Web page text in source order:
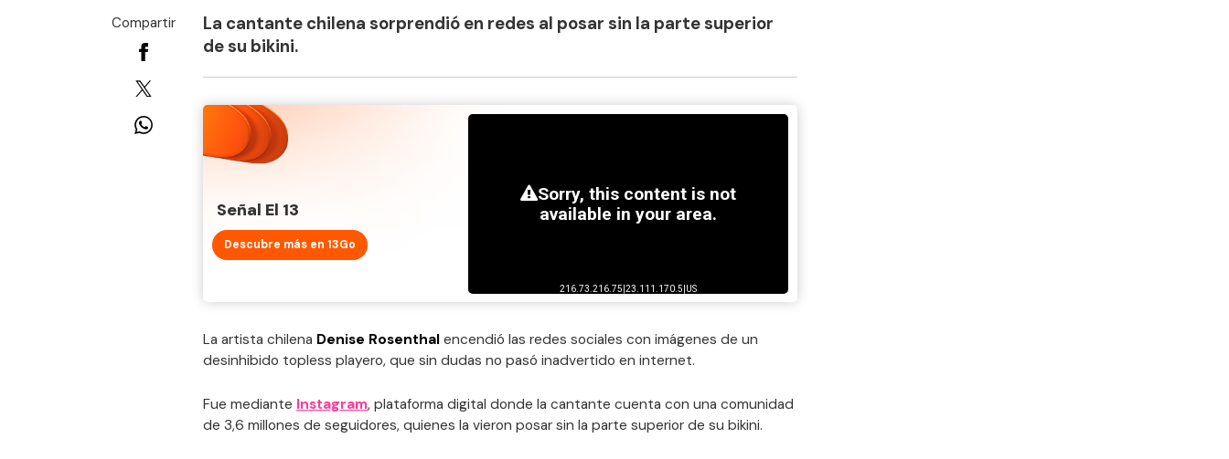
Compartir
La cantante chilena sorprendió en redes al posar sin la parte superior
de su bikini.
Señal El 13
Descubre más en 13Go
La artista chilena Denise Rosenthal encendió las redes sociales con imágenes de un
desinhibido topless playero, que sin dudas no pasó inadvertido en internet.
Fue mediante Instagram, plataforma digital donde la cantante cuenta con una comunidad
de 3,6 millones de seguidores, quienes la vieron posar sin la parte superior de su bikini.